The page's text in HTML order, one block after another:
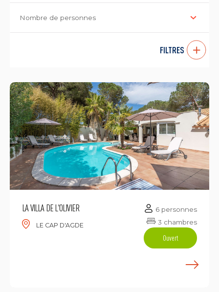
Nombre de personnes
FILTRES
LA VILLA DE L'OLIVIER
LE CAP D'AGDE
6 personnes
3 chambres
Ouvert